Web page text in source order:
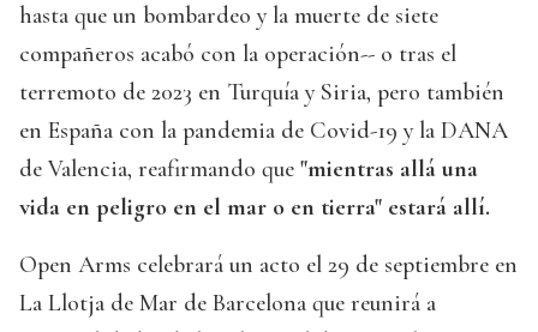
hasta que un bombardeo y la muerte de siete
compañeros acabó con la operación-- o tras el
terremoto de 2023 en Turquía y Siria, pero también
en España con la pandemia de Covid-19 y la DANA
de Valencia, reafirmando que "mientras allá una
vida en peligro en el mar o en tierra" estará allí.
Open Arms celebrará un acto el 29 de septiembre en
La Llotja de Mar de Barcelona que reunirá a